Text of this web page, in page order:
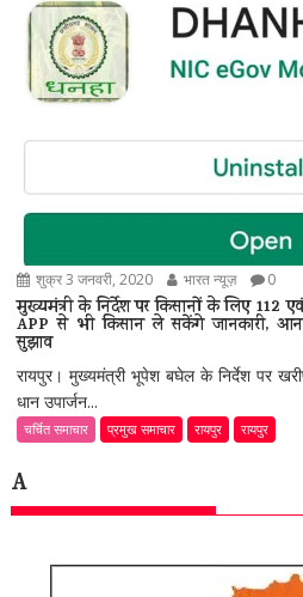
शुक्र 3 जनवरी, 2020 भारत न्यूज़ 0
मुख्यमंत्री के निर्देश पर किसानों के लिए 112
APP से भी किसान ले सकेंगे जानकारी,
सुझाव
रायपुर। मुख्यमंत्री भूपेश बघेल के निर्देश पर
धान उपार्जन...
चर्चित समाचार प्रमुख समाचार रायपुर रायपुर
A